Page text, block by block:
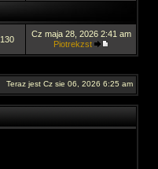
130
Cz maja 28, 2026 2:41 am
Piotrekzst
Teraz jest Cz sie 06, 2026 6:25 am